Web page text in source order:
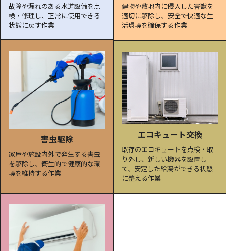
故障や漏れのある水道設備を点
検・修理し、正常に使用できる
状態に戻す作業
建物や敷地内に侵入した害獣を
適切に駆除し、安全で快適な生
活環境を確保する作業
害虫駆除
家屋や施設内外で発生する害虫
を駆除し、衛生的で健康的な環
境を維持する作業
エコキュート交換
既存のエコキュートを点検・取
り外し、新しい機器を設置し
て、安定した給湯ができる状態
に整える作業